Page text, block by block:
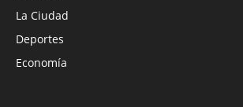
La Ciudad
Deportes
Economía